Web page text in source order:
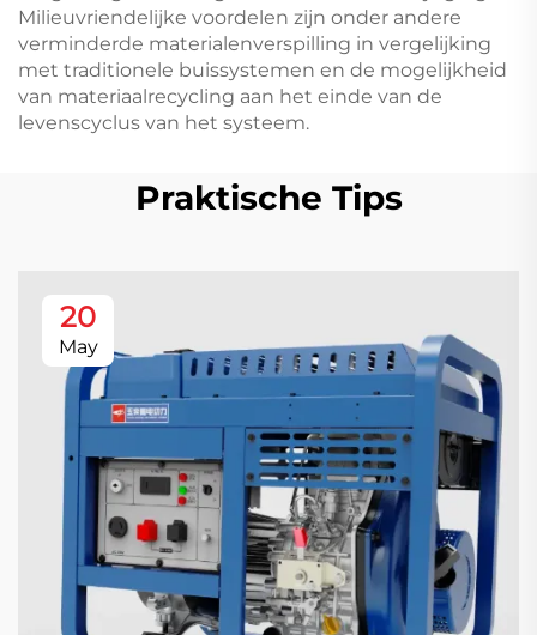
Milieuvriendelijke voordelen zijn onder andere
verminderde materialenverspilling in vergelijking
met traditionele buissystemen en de mogelijkheid
van materiaalrecycling aan het einde van de
levenscyclus van het systeem.
Praktische Tips
20
May